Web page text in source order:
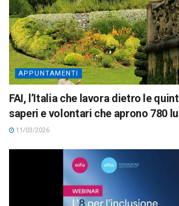
APPUNTAMENTI
FAI, l’Italia che lavora dietro le
saperi e volontari che aprono 780
11/03/2026